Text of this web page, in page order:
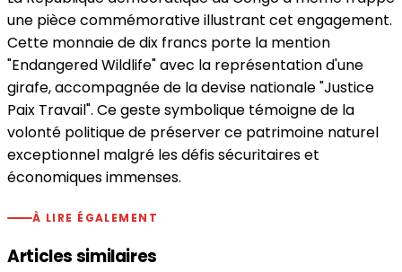
une pièce commémorative illustrant cet engagement.
Cette monnaie de dix francs porte la mention
"Endangered Wildlife" avec la représentation d'une
girafe, accompagnée de la devise nationale "Justice
Paix Travail". Ce geste symbolique témoigne de la
volonté politique de préserver ce patrimoine naturel
exceptionnel malgré les défis sécuritaires et
économiques immenses.
À LIRE ÉGALEMENT
Articles similaires